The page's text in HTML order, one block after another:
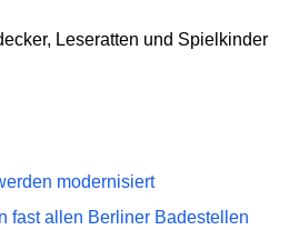
Leseratten und Spielkinder
modernisiert
fast allen Berliner Badestellen